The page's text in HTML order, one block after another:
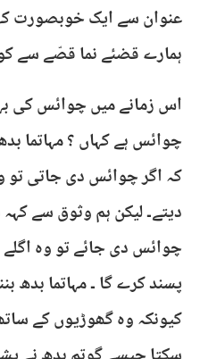
عنوان سے ایک خوبصورت
ہمارے قضئے نما قصّے سے
اس زمانے میں چوائس کی
چوائس ہے کہاں ؟ مہاتما
کہ اگر چوائس دی جاتی تو
دیتے۔ لیکن ہم وثوق سے
چوائس دی جائے تو وہ
پسند کرے گا ۔ مہاتما بدھ
کیونکہ وہ گھوڑیوں کے